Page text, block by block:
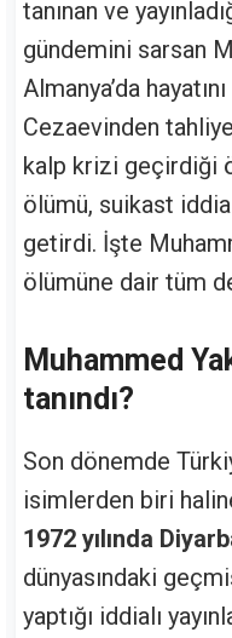
tanınan ve
gündemini sarsan
Almanya’da
Cezaevinden
kalp krizi geçirdiği
ölümü, suikast
getirdi. İşte
ölümüne dair tüm
Muhammed
tanındı?
Son dönemde
isimlerden biri
1972 yılında
dünyasındaki
yaptığı iddialı